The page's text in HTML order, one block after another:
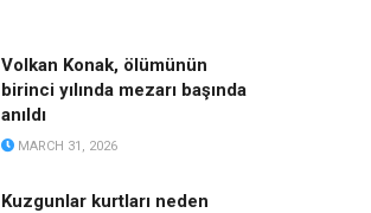
Volkan Konak, ölümünün
birinci yılında mezarı başında
anıldı
MARCH 31, 2026
Kuzgunlar kurtları neden